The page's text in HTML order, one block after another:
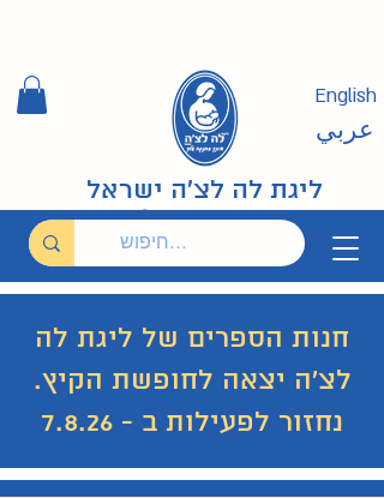
ליגת לה לצ'ה ישראל
English
عربي
חנות הספרים של ליגת לה
לצ'ה יצאה לחופשת הקיץ.
נחזור לפעילות ב - 7.8.26